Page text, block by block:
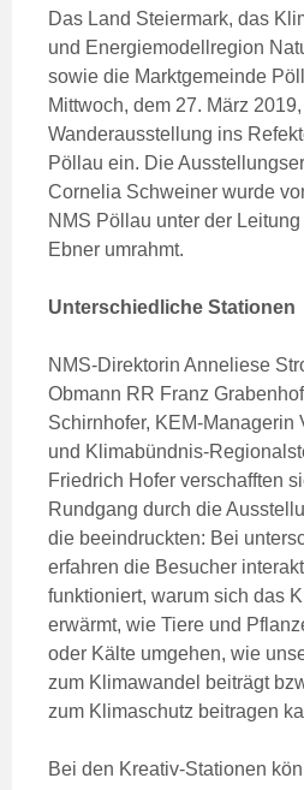
Das Land Steiermark, das
und Energiemodellregion
sowie die Marktgemeinde
Mittwoch, dem 27. März
Wanderausstellung ins
Pöllau ein. Die
Cornelia Schweiner wurde
NMS Pöllau unter der
Ebner umrahmt.
Unterschiedliche Stationen
NMS-Direktorin Anneliese
Obmann RR Franz
Schirnhofer, KEM-Managerin
und Klimabündnis-
Friedrich Hofer verschafften
Rundgang durch die
die beeindruckten: Bei
erfahren die Besucher
funktioniert, warum sich das
erwärmt, wie Tiere und
oder Kälte umgehen, wie
zum Klimawandel beiträgt
zum Klimaschutz beitragen
Bei den Kreativ-Stationen